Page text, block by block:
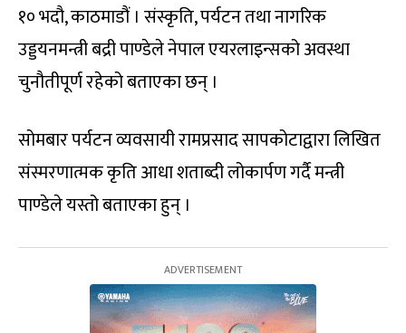
१० भदौ, काठमाडौं । संस्कृति, पर्यटन तथा नागरिक
उड्डयनमन्त्री बद्री पाण्डेले नेपाल एयरलाइन्सको अवस्था
चुनौतीपूर्ण रहेको बताएका छन् ।
सोमबार पर्यटन व्यवसायी रामप्रसाद सापकोटाद्वारा लिखित
संस्मरणात्मक कृति आधा शताब्दी लोकार्पण गर्दै मन्त्री
पाण्डेले यस्तो बताएका हुन् ।